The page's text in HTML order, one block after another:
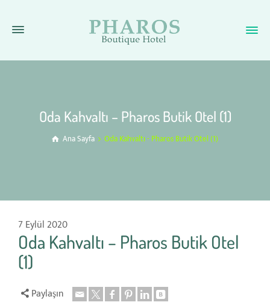
Oda Kahvaltı – Pharos Butik Otel (1)
Ana Sayfa Oda Kahvaltı - Pharos Butik Otel (1)
7 Eylül 2020
Oda Kahvaltı – Pharos Butik Otel
(1)
Paylaşın